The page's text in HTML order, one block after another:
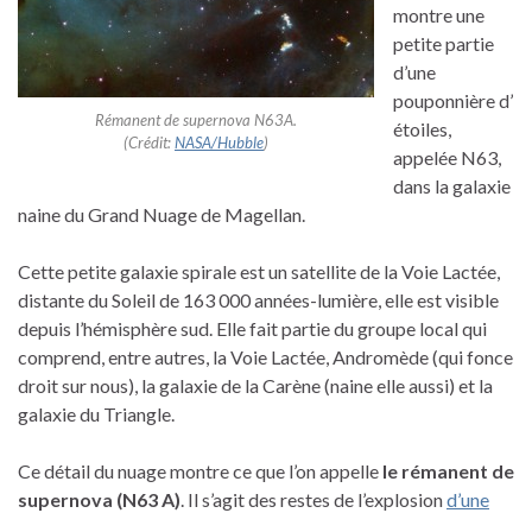
Rémanent de supernova N63A.
(Crédit:NASA/Hubble)
montre une
petite partie
d’une
pouponnière d’
étoiles,
appelée N63,
dans la galaxie
naine du Grand Nuage de Magellan.
Cette petite galaxie spirale est un satellite de la Voie Lactée,
distante du Soleil de 163 000 années-lumière, elle est visible
depuis l’hémisphère sud. Elle fait partie du groupe local qui
comprend, entre autres, la Voie Lactée, Andromède (qui fonce
droit sur nous), la galaxie de la Carène (naine elle aussi) et la
galaxie du Triangle.
Ce détail du nuage montre ce que l’on appelle le rémanent de
supernova (N63 A). Il s’agit des restes de l’explosiond’une